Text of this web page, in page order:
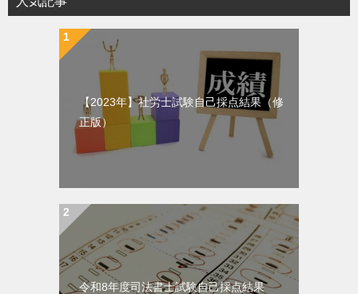
【2023年】社労士試験自己採点結果（修
正版）
令和8年度司法書士試験自己採点結果